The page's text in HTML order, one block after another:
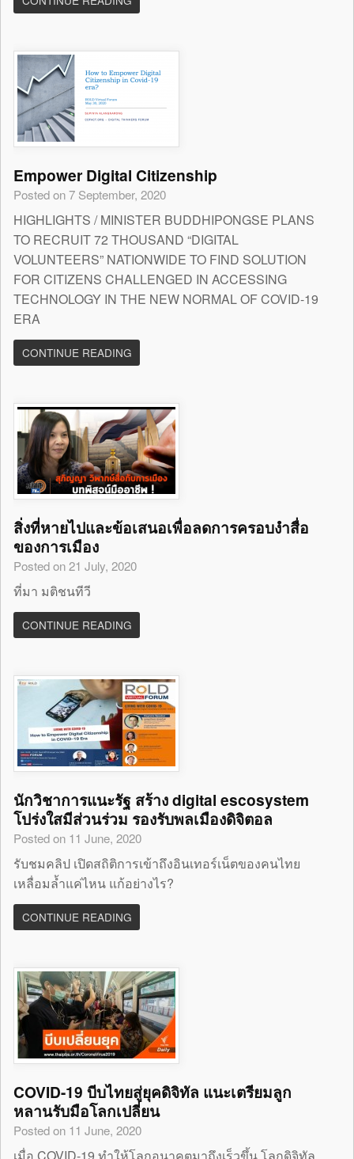
Empower Digital Citizenship
Posted on 7 September, 2020
HIGHLIGHTS / MINISTER BUDDHIPONGSE PLANS
TO RECRUIT 72 THOUSAND “DIGITAL
VOLUNTEERS” NATIONWIDE TO FIND SOLUTION
FOR CITIZENS CHALLENGED IN ACCESSING
TECHNOLOGY IN THE NEW NORMAL OF COVID-19
ERA
CONTINUE READING
สิ่งที่หายไปและข้อเสนอเพื่อลดการครอบงำสื่อ
ของการเมือง
Posted on 21 July, 2020
ที่มา มติชนทีวี
CONTINUE READING
นักวิชาการแนะรัฐ สร้าง digital escosystem
โปร่งใสมีส่วนร่วม รองรับพลเมืองดิจิตอล
Posted on 11 June, 2020
รับชมคลิป เปิดสถิติการเข้าถึงอินเทอร์เน็ตของคนไทย
เหลื่อมล้ำแค่ไหน แก้อย่างไร?
CONTINUE READING
COVID-19 บีบไทยสู่ยุคดิจิทัล แนะเตรียมลูก
หลานรับมือโลกเปลี่ยน
Posted on 11 June, 2020